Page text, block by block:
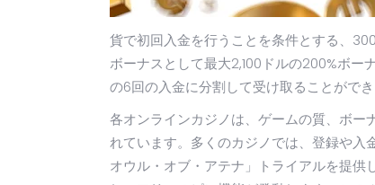
貨で初回入金を行うことを条件とする、
ボーナスとして最大2,100ドルの200%ボー
の6回の入金に分割して受け取ることができ
各オンラインカジノは、ゲームの質、ボー
れています。多くのカジノでは、登録や入
オウル・オブ・アテナ」トライアルを提